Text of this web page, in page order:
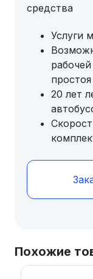
средства
Услуги
20 лет
Похожие